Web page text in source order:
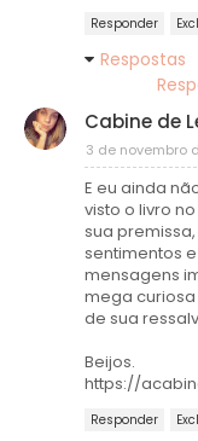
Responder
Respostas
Cabine de
3 de novembro
E eu ainda
visto o livro
sua
sentimentos
mensagens
mega
de sua
Beijos.
https://
Responder